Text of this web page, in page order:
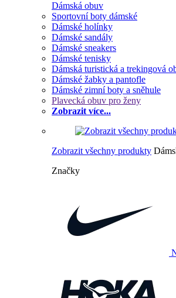
Dámská obuv
Sportovní boty dámské
Dámské holínky
Dámské sandály
Dámské sneakers
Dámské tenisky
Dámská turistická a trekingová
Dámské žabky a pantofle
Dámské zimní boty a sněhule
Plavecká obuv pro ženy
Zobrazit více...
Zobrazit všechny produkty
Značky